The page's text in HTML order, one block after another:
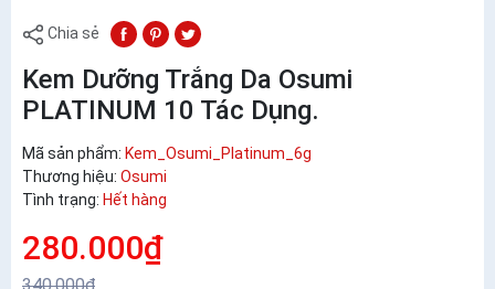
Chia sẻ
Kem Dưỡng Trắng Da Osumi
PLATINUM 10 Tác Dụng.
Mã sản phẩm: Kem_Osumi_Platinum_6g
Thương hiệu: Osumi
Tình trạng: Hết hàng
280.000₫
340.000₫